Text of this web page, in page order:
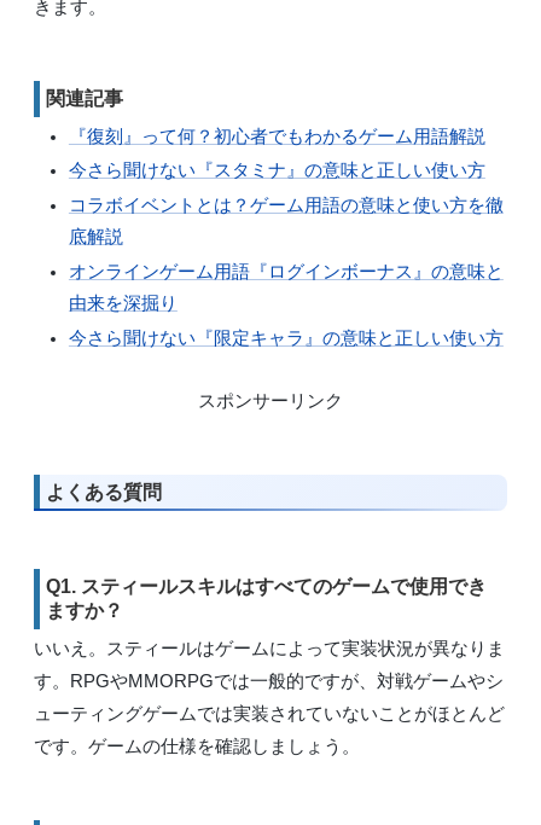
きます。
関連記事
『復刻』って何？初心者でもわかるゲーム用語解説
今さら聞けない『スタミナ』の意味と正しい使い方
コラボイベントとは？ゲーム用語の意味と使い方を徹
底解説
オンラインゲーム用語『ログインボーナス』の意味と
由来を深掘り
今さら聞けない『限定キャラ』の意味と正しい使い方
スポンサーリンク
よくある質問
Q1. スティールスキルはすべてのゲームで使用でき
ますか？
いいえ。スティールはゲームによって実装状況が異なりま
す。RPGやMMORPGでは一般的ですが、対戦ゲームやシ
ューティングゲームでは実装されていないことがほとんど
です。ゲームの仕様を確認しましょう。